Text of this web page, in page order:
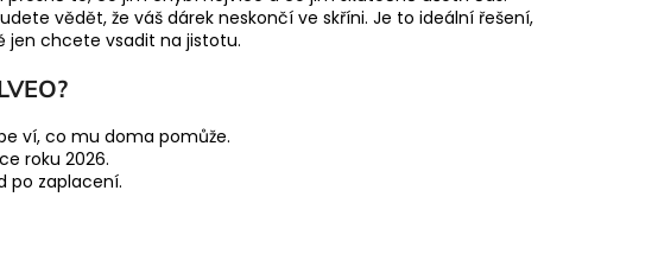
vědět, že váš dárek neskončí ve skříni. Je to ideální řešení,
jen chcete vsadit na jistotu.
ví, co mu doma pomůže.
roku 2026.
po zaplacení.